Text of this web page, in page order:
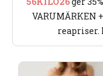
VARUMÄRKEN